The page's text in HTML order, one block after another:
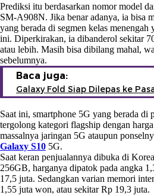
Prediksi itu berdasarkan nomor model
SM-A908N. Jika benar adanya, ia bisa
yang berada di segmen kelas menengah
ini. Diperkirakan, ia dibanderol sekitar
atau lebih. Masih bisa dibilang mahal,
sebelumnya.
Baca juga:
Galaxy Fold Siap Dilepas ke
Saat ini, smartphone 5G yang berada di
tergolong kategori flagship dengan
massalnya jaringan 5G ataupun
Galaxy S10 5G.
Saat keran penjualannya dibuka di
256GB, harganya dipatok pada angka
17,5 juta. Sedangkan varian memori
1,55 juta won, atau sekitar Rp 19,3 juta.